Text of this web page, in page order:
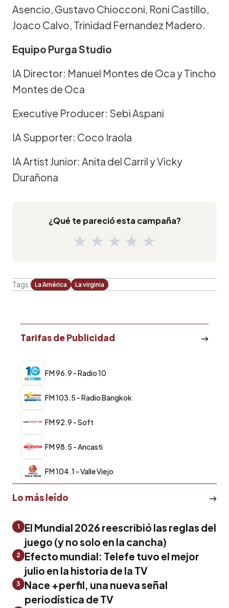
Asencio, Gustavo Chiocconi, Roni Castillo,
Joaco Calvo, Trinidad Fernandez Madero.
Equipo Purga Studio
IA Director: Manuel Montes de Oca y Tincho
Montes de Oca
Executive Producer: Sebi Aspani
IA Supporter: Coco Iraola
IA Artist Junior: Anita del Carril y Vicky
Durañona
¿Qué te pareció esta campaña?
★ ★ ★ ★ ★
Tags: La América La virginia
Tarifas de Publicidad
FM 96.9 - Radio 10
FM 103.5 - Radio Bangkok
FM 92.9 - Soft
FM 98.5 - Ancasti
FM 104.1 - Valle Viejo
Lo más leído
1
El Mundial 2026 reescribió las reglas del
juego (y no solo en la cancha)
2
Efecto mundial: Telefe tuvo el mejor
julio en la historia de la TV
3
Nace +perfil, una nueva señal
periodística de TV